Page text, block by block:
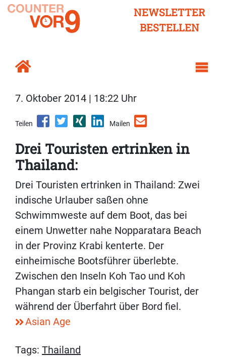
NEWSLETTER
BESTELLEN
7. Oktober 2014 | 18:22 Uhr
Teilen Mailen
Drei Touristen ertrinken in
Thailand:
Drei Touristen ertrinken in Thailand: Zwei
indische Urlauber saßen ohne
Schwimmweste auf dem Boot, das bei
einem Unwetter nahe Nopparatara Beach
in der Provinz Krabi kenterte. Der
einheimische Bootsführer überlebte.
Zwischen den Inseln Koh Tao und Koh
Phangan starb ein belgischer Tourist, der
während der Überfahrt über Bord fiel.
Asian Age
Tags: Thailand